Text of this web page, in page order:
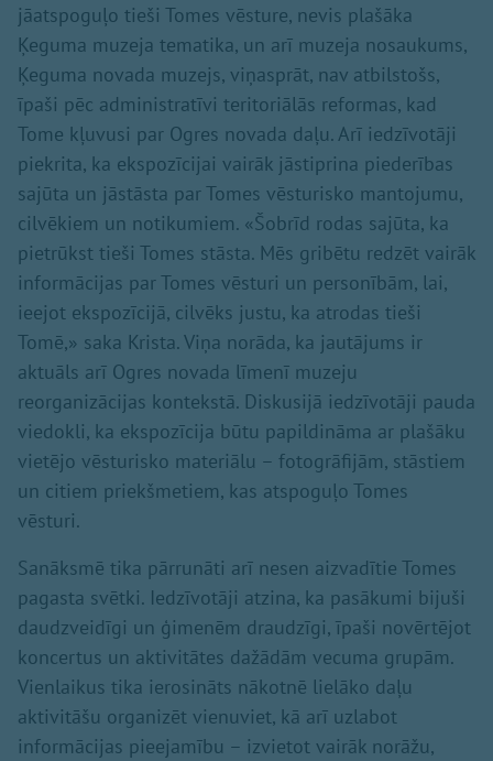
jāatspoguļo tieši Tomes vēsture, nevis plašāka
Ķeguma muzeja tematika, un arī muzeja nosaukums,
Ķeguma novada muzejs, viņasprāt, nav atbilstošs,
īpaši pēc administratīvi teritoriālās reformas, kad
Tome kļuvusi par Ogres novada daļu. Arī iedzīvotāji
piekrita, ka ekspozīcijai vairāk jāstiprina piederības
sajūta un jāstāsta par Tomes vēsturisko mantojumu,
cilvēkiem un notikumiem. «Šobrīd rodas sajūta, ka
pietrūkst tieši Tomes stāsta. Mēs gribētu redzēt vairāk
informācijas par Tomes vēsturi un personībām, lai,
ieejot ekspozīcijā, cilvēks justu, ka atrodas tieši
Tomē,» saka Krista. Viņa norāda, ka jautājums ir
aktuāls arī Ogres novada līmenī muzeju
reorganizācijas kontekstā. Diskusijā iedzīvotāji pauda
viedokli, ka ekspozīcija būtu papildināma ar plašāku
vietējo vēsturisko materiālu – fotogrāfijām, stāstiem
un citiem priekšmetiem, kas atspoguļo Tomes
vēsturi.
Sanāksmē tika pārrunāti arī nesen aizvadītie Tomes
pagasta svētki. Iedzīvotāji atzina, ka pasākumi bijuši
daudzveidīgi un ģimenēm draudzīgi, īpaši novērtējot
koncertus un aktivitātes dažādām vecuma grupām.
Vienlaikus tika ierosināts nākotnē lielāko daļu
aktivitāšu organizēt vienuviet, kā arī uzlabot
informācijas pieejamību – izvietot vairāk norāžu,